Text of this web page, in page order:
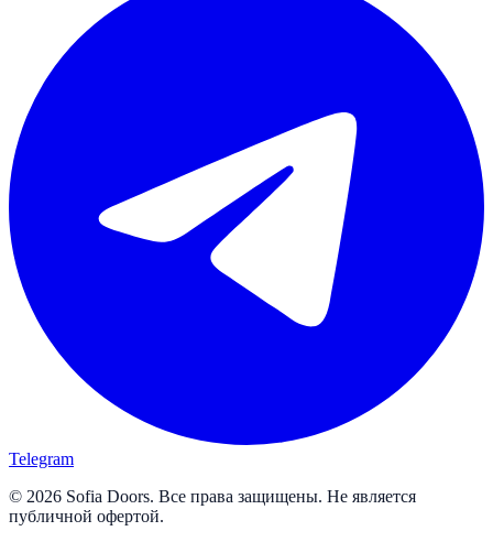
Telegram
© 2026 Sofia Doors. Все права защищены. Не является
публичной офертой.